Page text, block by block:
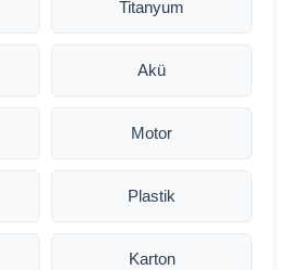
Titanyum
Akü
Motor
Plastik
Karton